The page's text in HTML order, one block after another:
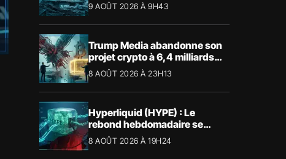
9 AOÛT 2026 À 9H43
Trump Media abandonne son
projet crypto à 6,4 milliards
avec Crypto.com
8 AOÛT 2026 À 23H13
Hyperliquid (HYPE) : Le
rebond hebdomadaire se
heurte à la résistance des
57,90 $
8 AOÛT 2026 À 19H24